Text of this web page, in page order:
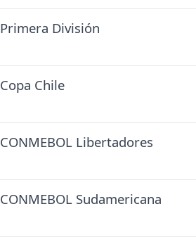
Primera División
Copa Chile
CONMEBOL Libertadores
CONMEBOL Sudamericana